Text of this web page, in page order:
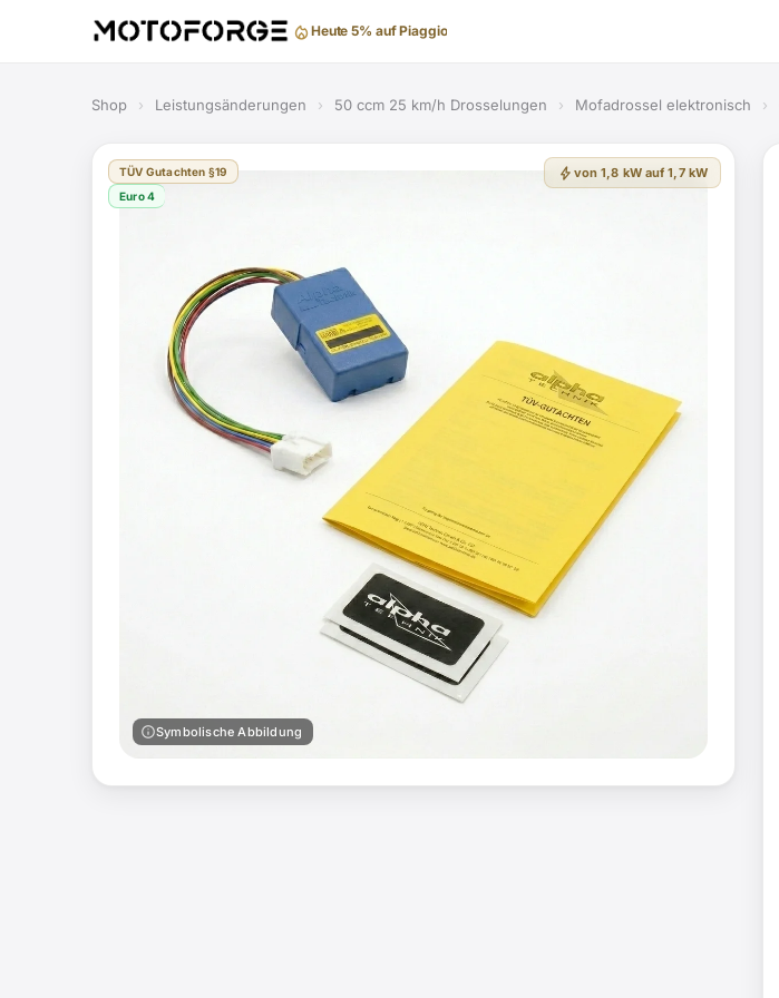
Gratis Versand ab 99 €
Shop › Leistungsänderungen › 50 ccm 25 km/h Drosselungen › Mofadrossel elektronisch ›
TÜV Gutachten §19
Euro 4
bolt von 1,8 kW auf 1,7 kW
infoSymbolische Abbildung